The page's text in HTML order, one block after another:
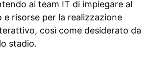
ai team IT di impiegare al
e risorse per la realizzazione
così come desiderato da
stadio.